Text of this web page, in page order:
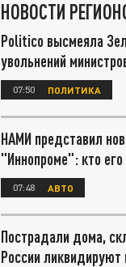
НОВОСТИ
Politico высмеяла
увольнений
07:50 ПОЛИТИКА
НАМИ представил
"Иннопроме": кто его
07:48 АВТО
Пострадали дома,
России